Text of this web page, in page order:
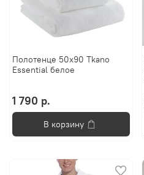
Полотенце 50х90 Tkano
Essential белое
1 790 р.
В корзину